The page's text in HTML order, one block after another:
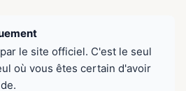
le site officiel. C'est le seul
où vous êtes certain d'avoir